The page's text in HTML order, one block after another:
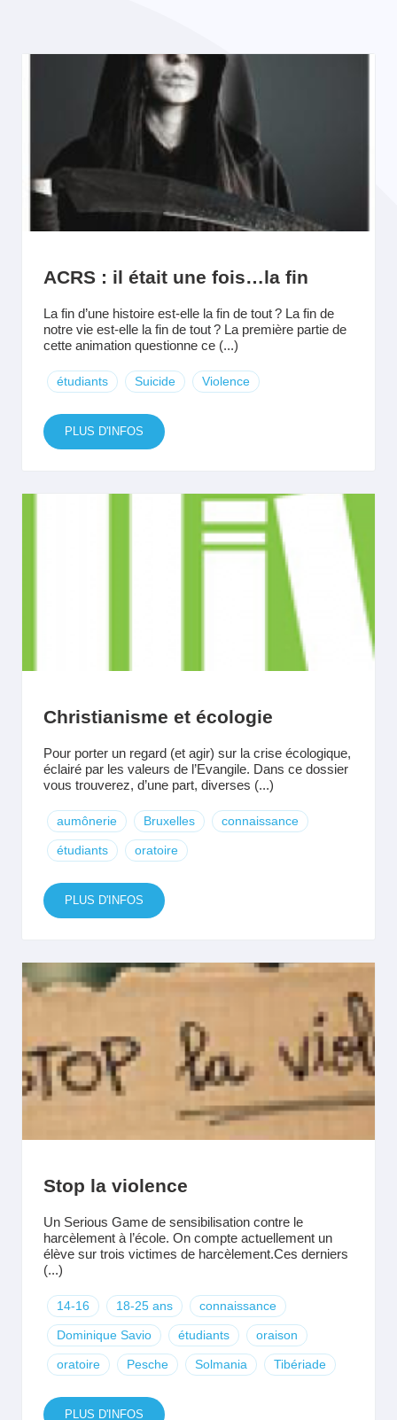
ACRS : il était une fois…la fin
La fin d’une histoire est-elle la fin de tout ? La fin de
notre vie est-elle la fin de tout ? La première partie de
cette animation questionne ce (...)
étudiants Suicide Violence
PLUS D'INFOS
Christianisme et écologie
Pour porter un regard (et agir) sur la crise écologique,
éclairé par les valeurs de l’Evangile. Dans ce dossier
vous trouverez, d’une part, diverses (...)
aumônerie Bruxelles connaissance
étudiants oratoire
PLUS D'INFOS
Stop la violence
Un Serious Game de sensibilisation contre le
harcèlement à l’école. On compte actuellement un
élève sur trois victimes de harcèlement.Ces derniers
(...)
14-16 18-25 ans connaissance
Dominique Savio étudiants oraison
oratoire Pesche Solmania Tibériade
PLUS D'INFOS